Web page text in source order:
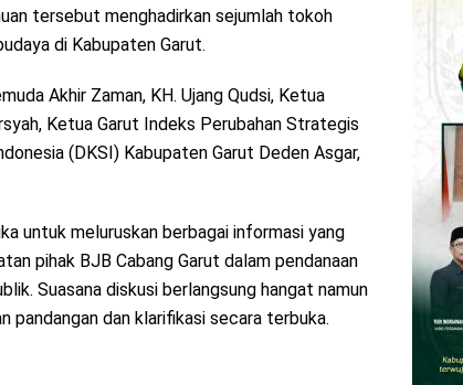
tersebut menghadirkan sejumlah tokoh
di Kabupaten Garut.
Akhir Zaman, KH. Ujang Qudsi, Ketua
Ketua Garut Indeks Perubahan Strategis
(DKSI) Kabupaten Garut Deden Asgar,
untuk meluruskan berbagai informasi yang
pihak BJB Cabang Garut dalam pendanaan
Suasana diskusi berlangsung hangat namun
pandangan dan klarifikasi secara terbuka.